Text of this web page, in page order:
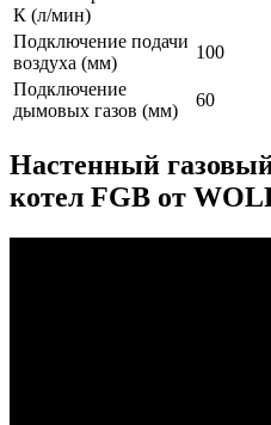
К (л/мин)
Подключение подачи
воздуха (мм)
100
Подключение
дымовых газов (мм)
60
Настенный
котел FGB от